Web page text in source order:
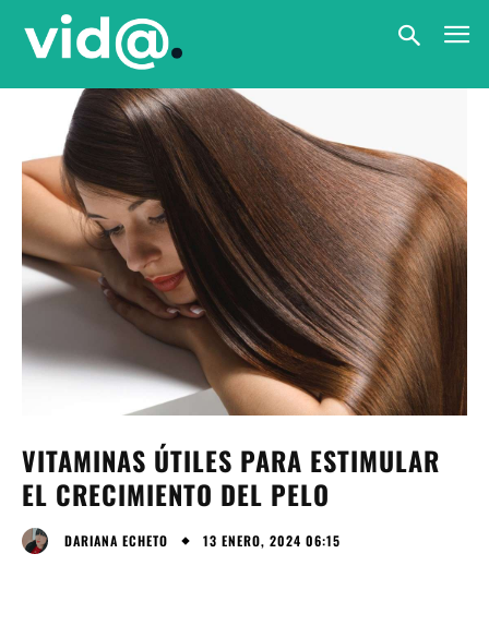
VITAMINAS ÚTILES PARA ESTIMULAR
EL CRECIMIENTO DEL PELO
DARIANA ECHETO 13 ENERO, 2024 06:15